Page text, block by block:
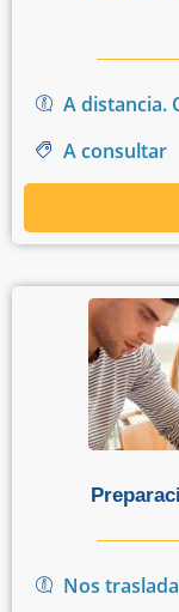
A distancia.
A consultar
Nos